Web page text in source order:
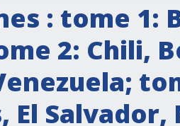
: tome 1:
2: Chili,
El Salvador,